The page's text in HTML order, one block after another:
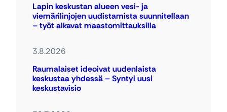
Lapin keskustan alueen vesi- ja
viemärilinjojen uudistamista suunnitellaan
– työt alkavat maastomittauksilla
3.8.2026
Raumalaiset ideoivat uudenlaista
keskustaa yhdessä – Syntyi uusi
keskustavisio